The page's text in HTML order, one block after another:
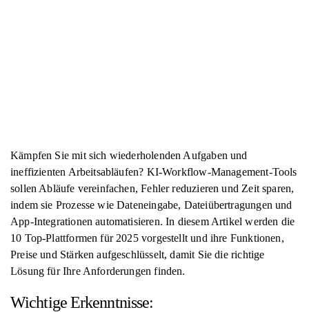
Kämpfen Sie mit sich wiederholenden Aufgaben und
ineffizienten Arbeitsabläufen? KI-Workflow-Management-Tools
sollen Abläufe vereinfachen, Fehler reduzieren und Zeit sparen,
indem sie Prozesse wie Dateneingabe, Dateiübertragungen und
App-Integrationen automatisieren. In diesem Artikel werden die
10 Top-Plattformen für 2025 vorgestellt und ihre Funktionen,
Preise und Stärken aufgeschlüsselt, damit Sie die richtige
Lösung für Ihre Anforderungen finden.
Wichtige Erkenntnisse: